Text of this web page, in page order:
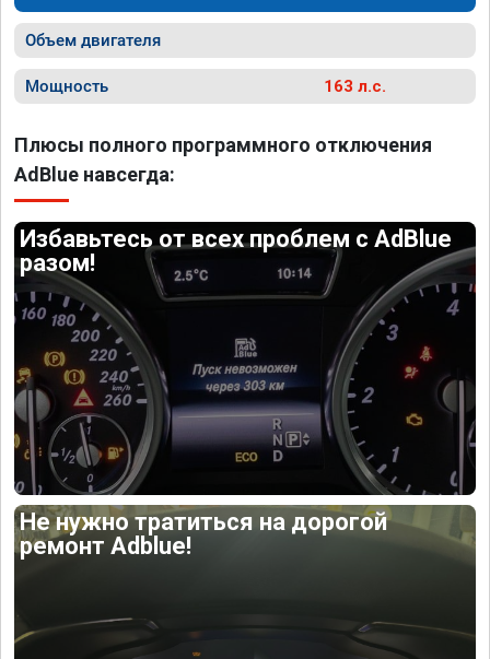
Объем двигателя
Мощность 163 л.с.
Плюсы полного программного отключения
AdBlue навсегда:
Избавьтесь от всех проблем с AdBlue
разом!
Не нужно тратиться на дорогой
ремонт Adblue!